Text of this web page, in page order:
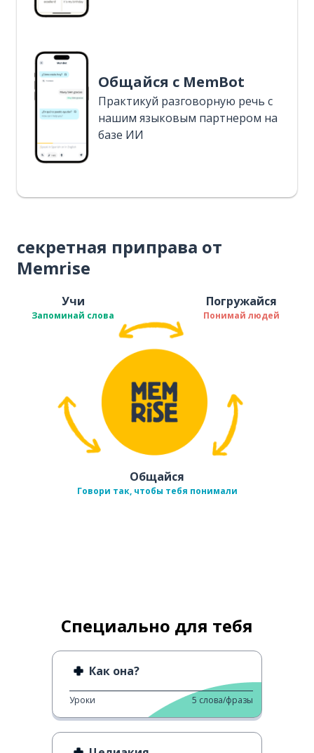
Общайся с MemBot
Практикуй разговорную речь с
нашим языковым партнером на
базе ИИ
секретная приправа от
Memrise
Учи
Запоминай слова
Погружайся
Понимай людей
Общайся
Говори так, чтобы тебя понимали
Специально для тебя
Как она?
Уроки 5 слова/фразы